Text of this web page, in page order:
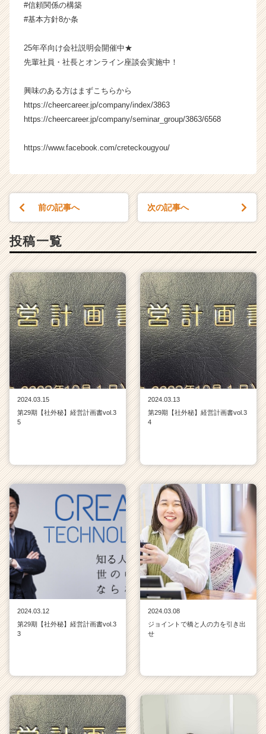
C
a
r
e
r）
#信頼関係の構築
#基本方針8か条
25年卒向け会社説明会開催中★
先輩社員・社長とオンライン座談会実施中！
興味のある方はまずこちらから
https://cheercareer.jp/company/index/3863
https://cheercareer.jp/company/seminar_group/3863/6568
https://www.facebook.com/creteckougyou/
前の記事へ 次の記事へ
投稿一覧
2024.03.15
第29期【社外秘】経営計画書vol.3
5
2024.03.13
第29期【社外秘】経営計画書vol.3
4
2024.03.12
第29期【社外秘】経営計画書vol.3
3
2024.03.08
ジョイントで橋と人の力を引き出
せ